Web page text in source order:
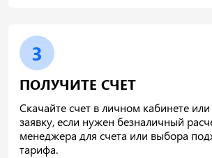
3
ПОЛУЧИТЕ СЧЕТ
Скачайте счет в личном кабинете или
заявку, если нужен безналичный
менеджера для счета или выбора
тарифа.